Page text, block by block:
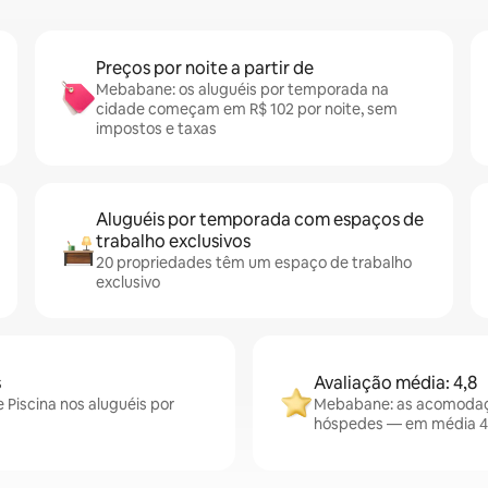
Preços por noite a partir de
Mebabane: os aluguéis por temporada na
cidade começam em R$ 102 por noite, sem
impostos e taxas
Aluguéis por temporada com espaços de
trabalho exclusivos
20 propriedades têm um espaço de trabalho
exclusivo
Piscina nos aluguéis por
Avaliação média: 4,8
Mebabane: as
hóspedes — em média